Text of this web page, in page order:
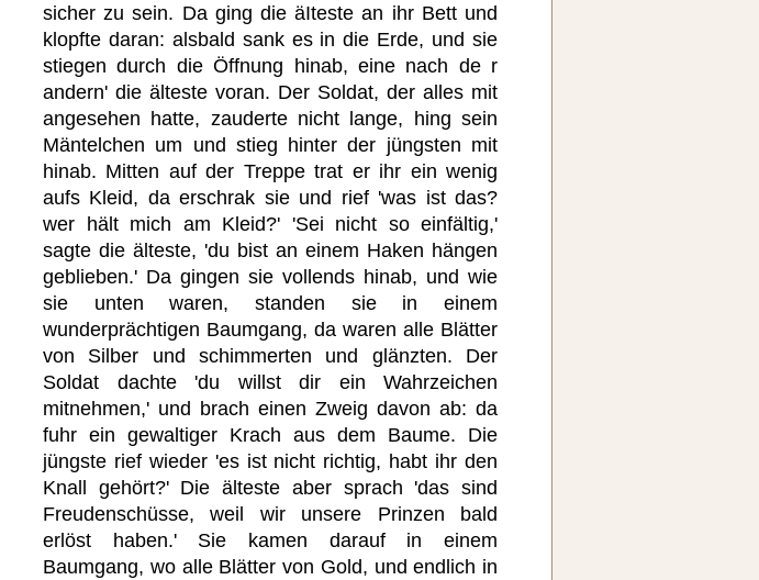
sicher zu sein. Da ging die äIteste an ihr Bett und
klopfte daran: alsbald sank es in die Erde, und sie
stiegen durch die Öffnung hinab, eine nach de r
andern' die älteste voran. Der Soldat, der alles mit
angesehen hatte, zauderte nicht lange, hing sein
Mäntelchen um und stieg hinter der jüngsten mit
hinab. Mitten auf der Treppe trat er ihr ein wenig
aufs Kleid, da erschrak sie und rief 'was ist das?
wer hält mich am Kleid?' 'Sei nicht so einfältig,'
sagte die älteste, 'du bist an einem Haken hängen
geblieben.' Da gingen sie vollends hinab, und wie
sie unten waren, standen sie in einem
wunderprächtigen Baumgang, da waren alle Blätter
von Silber und schimmerten und glänzten. Der
Soldat dachte 'du willst dir ein Wahrzeichen
mitnehmen,' und brach einen Zweig davon ab: da
fuhr ein gewaltiger Krach aus dem Baume. Die
jüngste rief wieder 'es ist nicht richtig, habt ihr den
Knall gehört?' Die älteste aber sprach 'das sind
Freudenschüsse, weil wir unsere Prinzen bald
erlöst haben.' Sie kamen darauf in einem
Baumgang, wo alle Blätter von Gold, und endlich in